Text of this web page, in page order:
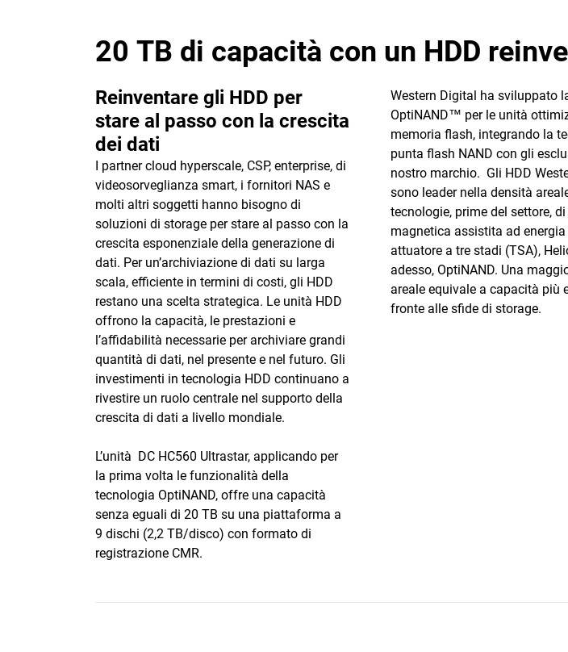
20 TB di capacità con un HDD
Reinventare gli HDD per
stare al passo con la crescita
dei dati
I partner cloud hyperscale, CSP, enterprise, di
videosorveglianza smart, i fornitori NAS e
molti altri soggetti hanno bisogno di
soluzioni di storage per stare al passo con la
crescita esponenziale della generazione di
dati. Per un’archiviazione di dati su larga
scala, efficiente in termini di costi, gli HDD
restano una scelta strategica. Le unità HDD
offrono la capacità, le prestazioni e
l’affidabilità necessarie per archiviare grandi
quantità di dati, nel presente e nel futuro. Gli
investimenti in tecnologia HDD continuano a
rivestire un ruolo centrale nel supporto della
crescita di dati a livello mondiale.
Western Digital ha sviluppato
OptiNAND™ per le unità
memoria flash, integrando la
punta flash NAND con gli
nostro marchio. Gli HDD
sono leader nella densità
tecnologie, prime del settore,
magnetica assistita ad energia
attuatore a tre stadi (TSA),
adesso, OptiNAND. Una
areale equivale a capacità più
fronte alle sfide di storage.
L’unità DC HC560 Ultrastar, applicando per
la prima volta le funzionalità della
tecnologia OptiNAND, offre una capacità
senza eguali di 20 TB su una piattaforma a
9 dischi (2,2 TB/disco) con formato di
registrazione CMR.